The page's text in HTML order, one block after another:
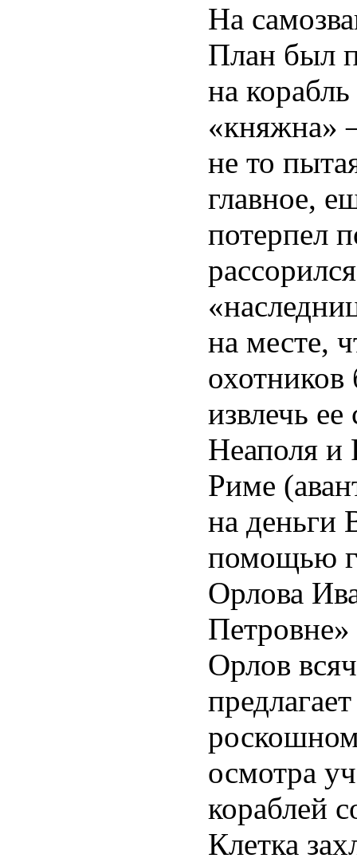
На
План был
на
«княжна»
не то
главное,
потерпел
на месте,
извлечь
Неаполя и
Риме
на деньги
помощью
Орлова
Петровне»
Орлов
осмотра
кораблей
Клетка